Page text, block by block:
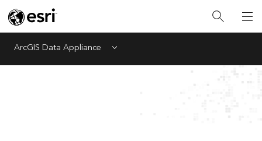
ArcGIS Data Appliance Menu